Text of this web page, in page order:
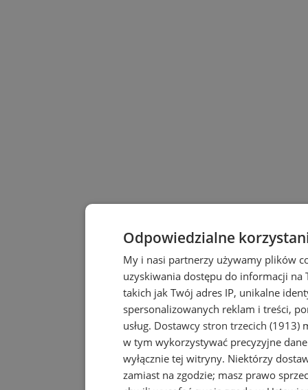
Odpowiedzialne
My i nasi partnerzy używamy plików
uzyskiwania dostępu do informacji
takich jak Twój adres IP, unikalne
spersonalizowanych reklam i treści,
usług. Dostawcy stron trzecich (1913)
w tym wykorzystywać precyzyjne
wyłącznie tej witryny. Niektórzy
zamiast na zgodzie; masz prawo